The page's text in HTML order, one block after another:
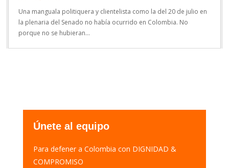
Una manguala politiquera y clientelista como la del 20 de julio en
la plenaria del Senado no había ocurrido en Colombia. No
porque no se hubieran...
Únete al equipo
Para defener a Colombia con DIGNIDAD &
COMPROMISO